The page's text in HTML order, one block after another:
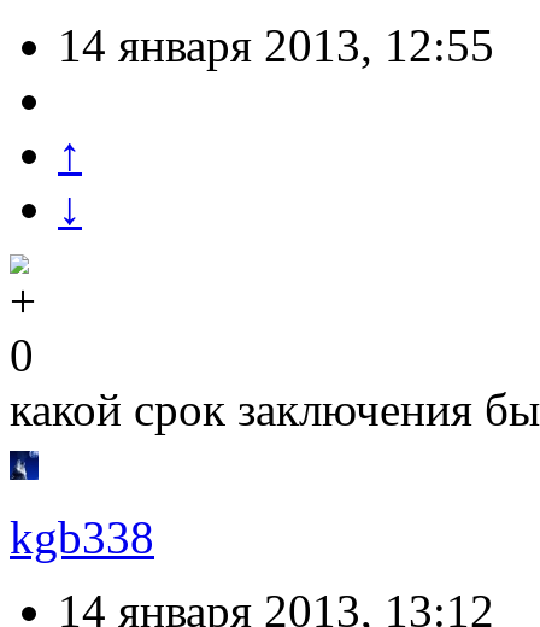
14 января 2013, 12:55
↑
↓
0
какой срок заключения
kgb338
14 января 2013, 13:12